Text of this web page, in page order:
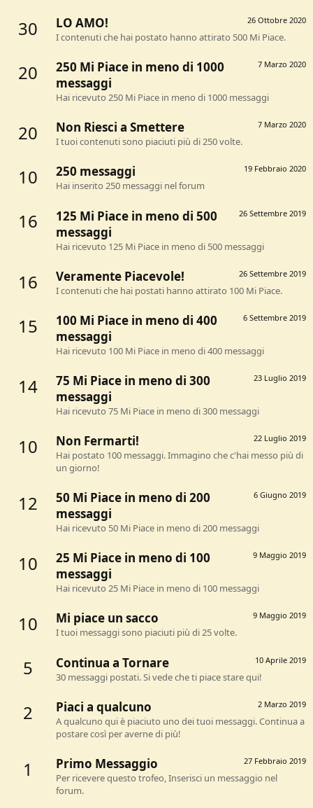
30 26 Ottobre 2020
LO AMO!
I contenuti che hai postato hanno attirato 500 Mi Piace.
20 7 Marzo 2020
250 Mi Piace in meno di 1000
messaggi
Hai ricevuto 250 Mi Piace in meno di 1000 messaggi
20 7 Marzo 2020
Non Riesci a Smettere
I tuoi contenuti sono piaciuti più di 250 volte.
10 19 Febbraio 2020
250 messaggi
Hai inserito 250 messaggi nel forum
16 26 Settembre 2019
125 Mi Piace in meno di 500
messaggi
Hai ricevuto 125 Mi Piace in meno di 500 messaggi
16 26 Settembre 2019
Veramente Piacevole!
I contenuti che hai postati hanno attirato 100 Mi Piace.
15 6 Settembre 2019
100 Mi Piace in meno di 400
messaggi
Hai ricevuto 100 Mi Piace in meno di 400 messaggi
14 23 Luglio 2019
75 Mi Piace in meno di 300
messaggi
Hai ricevuto 75 Mi Piace in meno di 300 messaggi
10 22 Luglio 2019
Non Fermarti!
Hai postato 100 messaggi. Immagino che c'hai messo più di
un giorno!
12 6 Giugno 2019
50 Mi Piace in meno di 200
messaggi
Hai ricevuto 50 Mi Piace in meno di 200 messaggi
10 9 Maggio 2019
25 Mi Piace in meno di 100
messaggi
Hai ricevuto 25 Mi Piace in meno di 100 messaggi
10 9 Maggio 2019
Mi piace un sacco
I tuoi messaggi sono piaciuti più di 25 volte.
5 10 Aprile 2019
Continua a Tornare
30 messaggi postati. Si vede che ti piace stare qui!
2 2 Marzo 2019
Piaci a qualcuno
A qualcuno qui è piaciuto uno dei tuoi messaggi. Continua a
postare così per averne di più!
1 27 Febbraio 2019
Primo Messaggio
Per ricevere questo trofeo, Inserisci un messaggio nel
forum.